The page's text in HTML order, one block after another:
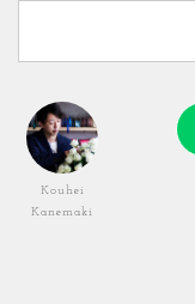
Kouhei
Kanemaki